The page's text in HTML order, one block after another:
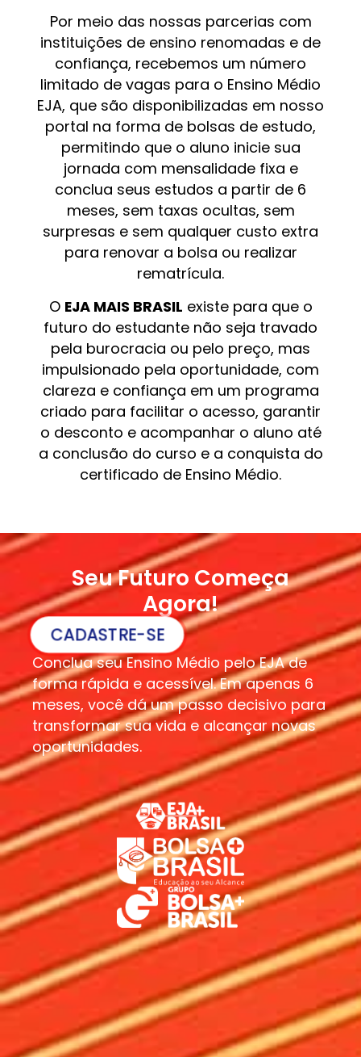
Por meio das nossas parcerias com
instituições de ensino renomadas e de
confiança, recebemos um número
limitado de vagas para o Ensino Médio
EJA, que são disponibilizadas em nosso
portal na forma de bolsas de estudo,
permitindo que o aluno inicie sua
jornada com mensalidade fixa e
conclua seus estudos a partir de 6
meses, sem taxas ocultas, sem
surpresas e sem qualquer custo extra
para renovar a bolsa ou realizar
rematrícula.
O EJA MAIS BRASIL existe para que o
futuro do estudante não seja travado
pela burocracia ou pelo preço, mas
impulsionado pela oportunidade, com
clareza e confiança em um programa
criado para facilitar o acesso, garantir
o desconto e acompanhar o aluno até
a conclusão do curso e a conquista do
certificado de Ensino Médio.
Seu Futuro Começa
Agora!
CADASTRE-SE
Conclua seu Ensino Médio pelo EJA de
forma rápida e acessível. Em apenas 6
meses, você dá um passo decisivo para
transformar sua vida e alcançar novas
oportunidades.